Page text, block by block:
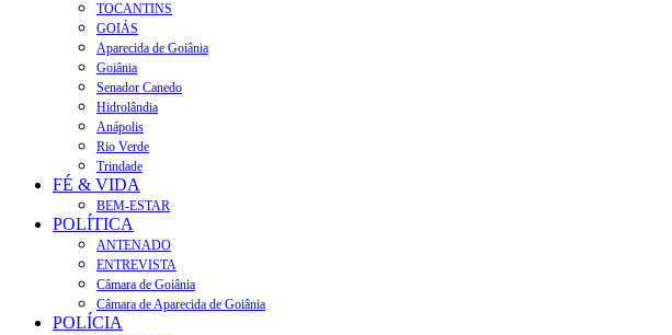
TOCANTINS
GOIÁS
Aparecida de Goiânia
Goiânia
Senador Canedo
Hidrolândia
Anápolis
Rio Verde
Trindade
FÉ & VIDA
BEM-ESTAR
POLÍTICA
ANTENADO
ENTREVISTA
Câmara de Goiânia
Câmara de Aparecida de Goiânia
POLÍCIA